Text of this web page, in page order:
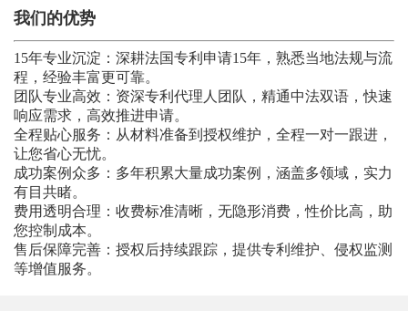
我们的优势
15年专业沉淀：深耕法国专利申请15年，熟悉当地法规与流
程，经验丰富更可靠。
团队专业高效：资深专利代理人团队，精通中法双语，快速
响应需求，高效推进申请。
全程贴心服务：从材料准备到授权维护，全程一对一跟进，
让您省心无忧。
成功案例众多：多年积累大量成功案例，涵盖多领域，实力
有目共睹。
费用透明合理：收费标准清晰，无隐形消费，性价比高，助
您控制成本。
售后保障完善：授权后持续跟踪，提供专利维护、侵权监测
等增值服务。